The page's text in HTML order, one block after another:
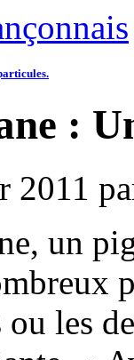
:
2011
un
ou les